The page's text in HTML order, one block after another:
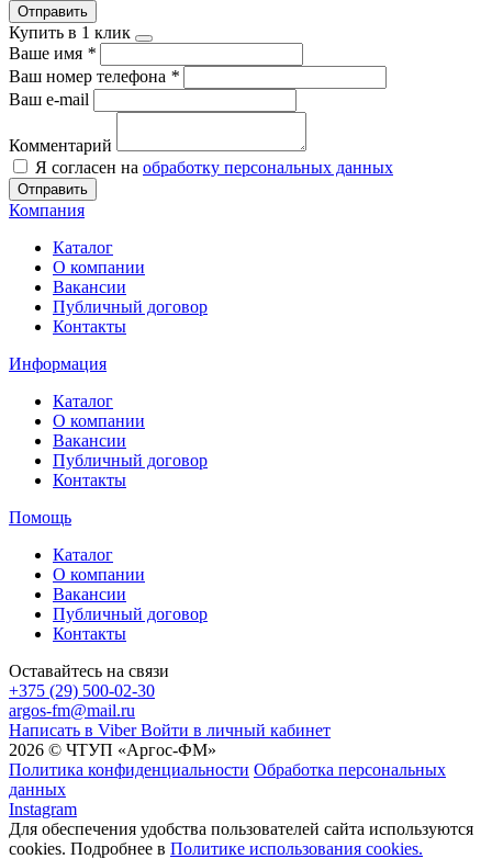
Отправить
Купить в 1 клик
Ваше имя *
Ваш номер телефона *
Ваш e-mail
Комментарий
Я согласен на обработку персональных данных
Отправить
Компания
Каталог
О компании
Вакансии
Публичный договор
Контакты
Информация
Каталог
О компании
Вакансии
Публичный договор
Контакты
Помощь
Каталог
О компании
Вакансии
Публичный договор
Контакты
Оставайтесь на связи
+375 (29) 500-02-30
argos-fm@mail.ru
Написать в Viber Войти в личный кабинет
2026 © ЧТУП «Аргос-ФМ»
Политика конфиденциальности Обработка персональных
данных
Instagram
Для обеспечения удобства пользователей сайта используются
cookies. Подробнее в Политике использования cookies.